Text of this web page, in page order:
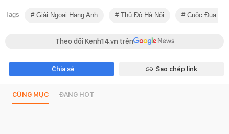
Tags Giải Ngoại Hạng Anh Thủ Đô Hà Nội Cuộc Đua Kỳ
Theo dõi Kenh14.vn trên
Chia sẻ Sao chép link
CÙNG MỤC ĐANG HOT